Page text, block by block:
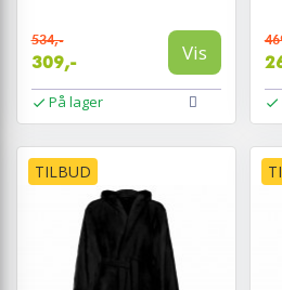
534,-
309,- Vis
På lager
TILBUD